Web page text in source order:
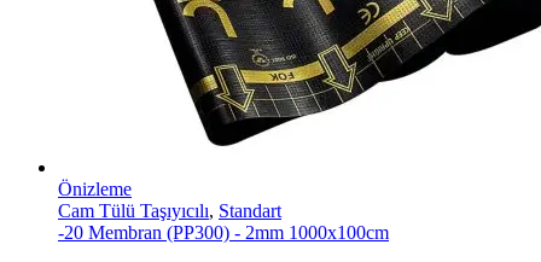
Önizleme
Cam Tülü Taşıyıcılı, Standart
-20 Membran (PP300) - 2mm 1000x100cm